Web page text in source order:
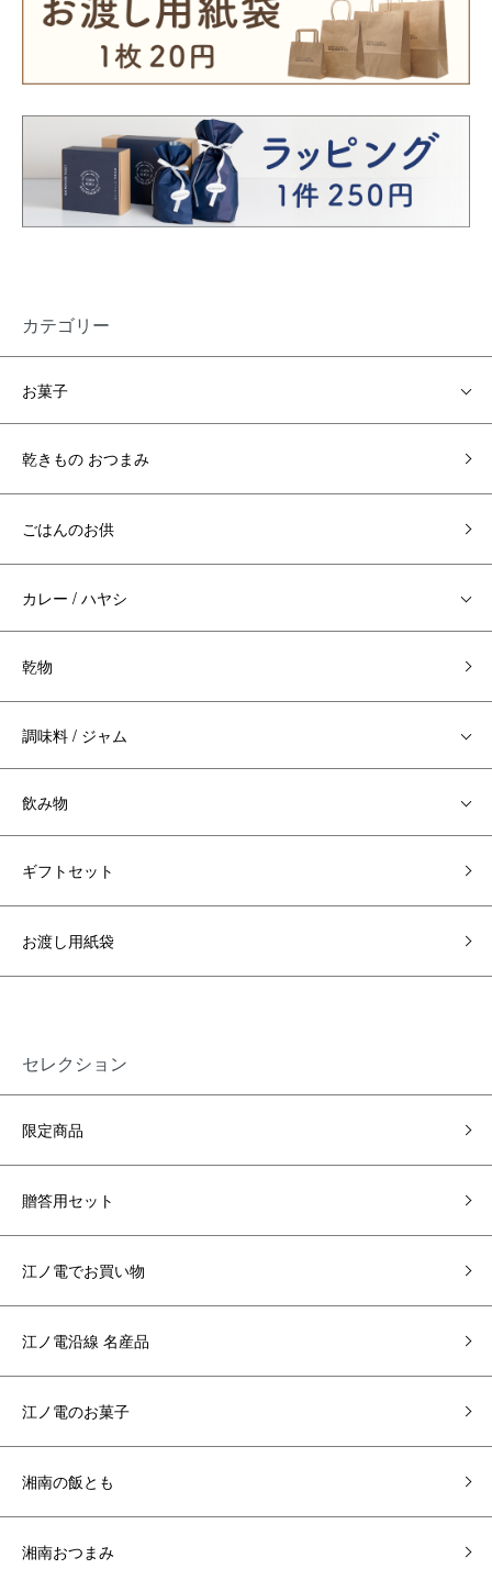
カテゴリー
お菓子
乾きもの おつまみ
ごはんのお供
カレー / ハヤシ
乾物
調味料 / ジャム
飲み物
ギフトセット
お渡し用紙袋
セレクション
限定商品
贈答用セット
江ノ電でお買い物
江ノ電沿線 名産品
江ノ電のお菓子
湘南の飯とも
湘南おつまみ